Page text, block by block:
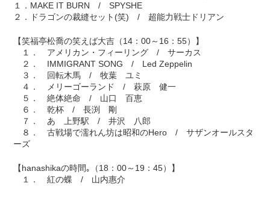
１．MAKE IT BURN / SPYSHE
２．ドラゴンの裁縫セット(笑) / 超能力戦士ドリアン
【笑福亭松喬の笑えば大吉（14：00～16：55）】
１． アメリカン・フィーリング / サーカス
２． IMMIGRANT SONG / Led Zeppelin
３． 回転木馬 / 牧葉 ユミ
４． メリーゴーランド / 萩原 健一
５． 絶体絶命 / 山口 百恵
６． 乾杯 / 長渕 剛
７． あゝ上野駅 / 井沢 八郎
８． 古戦場で濡れん坊は昭和のHero / サザンオールスタ
ーズ
【hanashikaの時間｡（18：00～19：45）】
１． 紅の蝶 / 山内惠介